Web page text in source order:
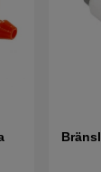
och
och